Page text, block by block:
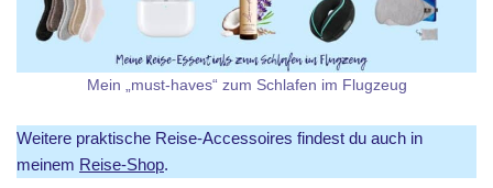
Mein „must-haves“ zum Schlafen im Flugzeug
Weitere praktische Reise-Accessoires findest du auch in
meinem Reise-Shop.